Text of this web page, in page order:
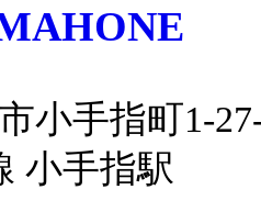
小手指町1-
小手指駅